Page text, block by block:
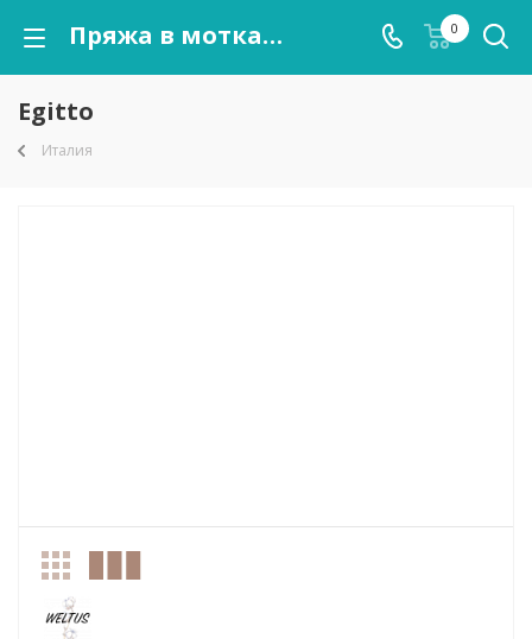
Пряжа в мотках Egitto оптом от kutnor.ru 0
Egitto
Италия